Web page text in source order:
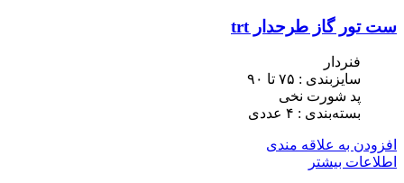
ست تور گاز طرحدار trt
فنردار
سایزبندی : ٧۵ تا ٩٠
پد شورت نخی
بسته‌بندی : ۴ عددی
افزودن به علاقه مندی
اطلاعات بیشتر